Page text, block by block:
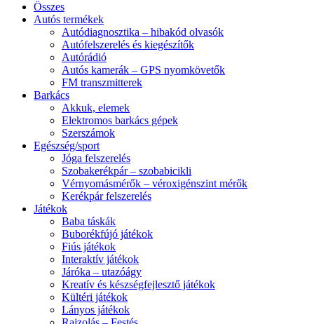
Összes
Autós termékek
Autódiagnosztika – hibakód olvasók
Autófelszerelés és kiegészítők
Autórádió
Autós kamerák – GPS nyomkövetők
FM transzmitterek
Barkács
Akkuk, elemek
Elektromos barkács gépek
Szerszámok
Egészség/sport
Jóga felszerelés
Szobakerékpár – szobabicikli
Vérnyomásmérők – véroxigénszint mérők
Kerékpár felszerelés
Játékok
Baba táskák
Buborékfújó játékok
Fiús játékok
Interaktív játékok
Járóka – utazóágy
Kreatív és készségfejlesztő játékok
Kültéri játékok
Lányos játékok